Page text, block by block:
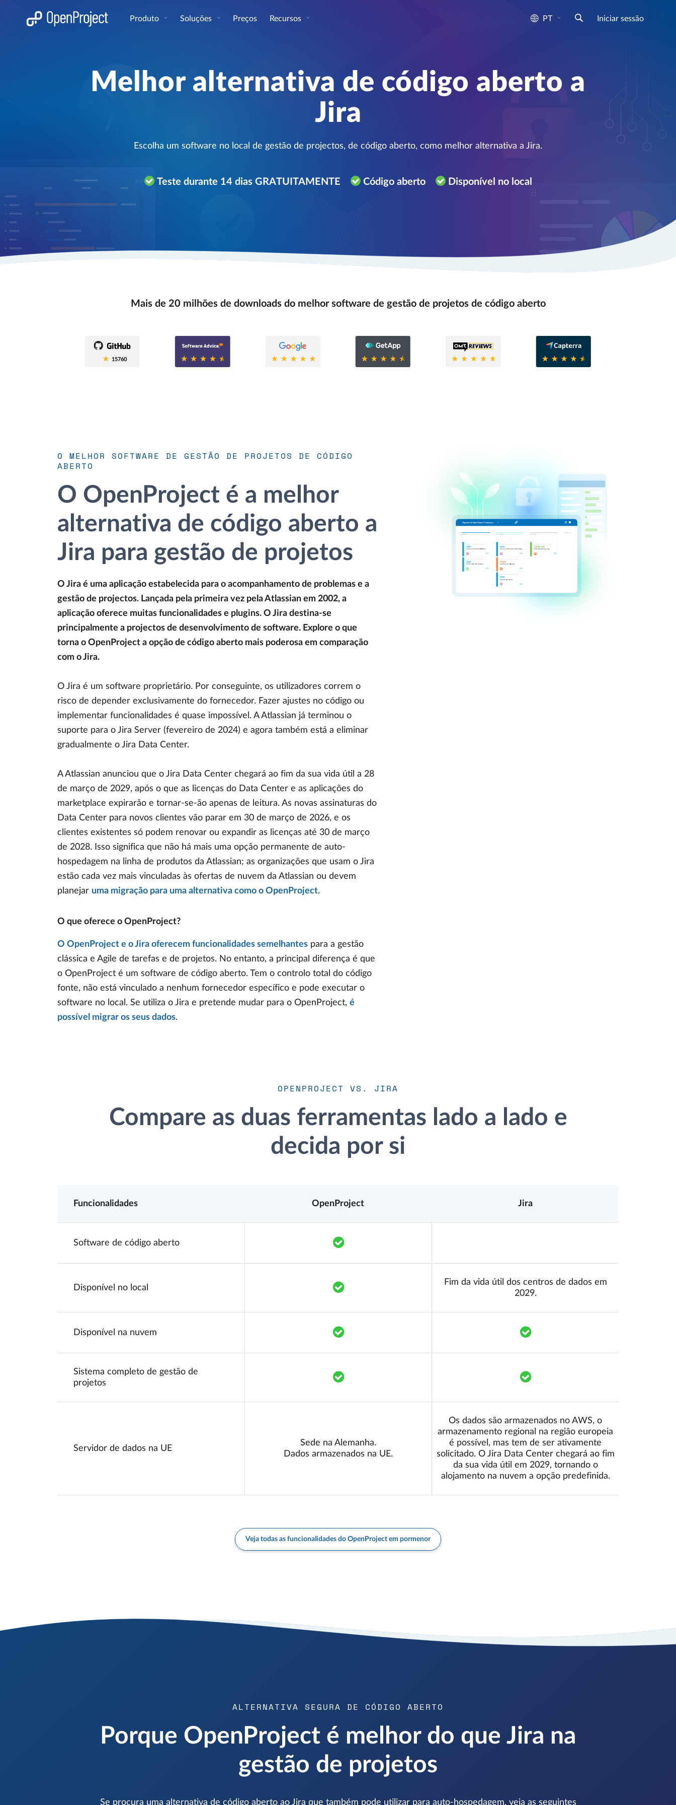
Produto Soluções Preços Recursos PT Iniciar sessão
Melhor alternativa de código aberto a
Jira
Escolha um software no local de gestão de projectos, de código aberto, como melhor alternativa a Jira.
Teste durante 14 dias GRATUITAMENTE Código aberto Disponível no local
Mais de 20 milhões de downloads do melhor software de gestão de projetos de código aberto
15760
O MELHOR SOFTWARE DE GESTÃO DE PROJETOS DE CÓDIGO
ABERTO
O OpenProject é a melhor
alternativa de código aberto a
Jira para gestão de projetos
O Jira é uma aplicação estabelecida para o acompanhamento de problemas e a
gestão de projectos. Lançada pela primeira vez pela Atlassian em 2002, a
aplicação oferece muitas funcionalidades e plugins. O Jira destina-se
principalmente a projectos de desenvolvimento de software. Explore o que
torna o OpenProject a opção de código aberto mais poderosa em comparação
com o Jira.
O Jira é um software proprietário. Por conseguinte, os utilizadores correm o
risco de depender exclusivamente do fornecedor. Fazer ajustes no código ou
implementar funcionalidades é quase impossível. A Atlassian já terminou o
suporte para o Jira Server (fevereiro de 2024) e agora também está a eliminar
gradualmente o Jira Data Center.
A Atlassian anunciou que o Jira Data Center chegará ao fim da sua vida útil a 28
de março de 2029, após o que as licenças do Data Center e as aplicações do
marketplace expirarão e tornar-se-ão apenas de leitura. As novas assinaturas do
Data Center para novos clientes vão parar em 30 de março de 2026, e os
clientes existentes só podem renovar ou expandir as licenças até 30 de março
de 2028. Isso significa que não há mais uma opção permanente de auto-
hospedagem na linha de produtos da Atlassian; as organizações que usam o Jira
estão cada vez mais vinculadas às ofertas de nuvem da Atlassian ou devem
planejar uma migração para uma alternativa como o OpenProject.
O que oferece o OpenProject?
O OpenProject e o Jira oferecem funcionalidades semelhantes para a gestão
clássica e Agile de tarefas e de projetos. No entanto, a principal diferença é que
o OpenProject é um software de código aberto. Tem o controlo total do código
fonte, não está vinculado a nenhum fornecedor específico e pode executar o
software no local. Se utiliza o Jira e pretende mudar para o OpenProject, é
possível migrar os seus dados.
OPENPROJECT VS. JIRA
Compare as duas ferramentas lado a lado e
decida por si
Funcionalidades OpenProject Jira
Software de código aberto
Disponível no local Translation missing: pt.components.accessibility.yes
Fim da vida útil dos centros de dados em
2029.
Disponível na nuvem Translation missing: pt.components.accessibility.yes
Sistema completo de gestão de
projetos
Translation missing: pt.components.accessibility.yes
Servidor de dados na UE
Sede na Alemanha.
Dados armazenados na UE.
Os dados são armazenados no AWS, o
armazenamento regional na região europeia
é possível, mas tem de ser ativamente
solicitado. O Jira Data Center chegará ao fim
da sua vida útil em 2029, tornando o
alojamento na nuvem a opção predefinida.
Veja todas as funcionalidades do OpenProject em pormenor
ALTERNATIVA SEGURA DE CÓDIGO ABERTO
Porque OpenProject é melhor do que Jira na
gestão de projetos
Se procura uma alternativa de código aberto ao Jira que também pode utilizar para auto-hospedagem, veja as seguintes
Abrir a ligação num novo separador